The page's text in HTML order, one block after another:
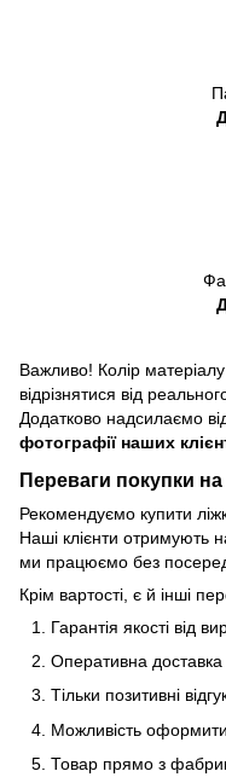
Важливо! Колір
відрізнятися від
Додатково надсилаємо
фотографії наших
Переваги покупки на
Рекомендуємо купити
Наші клієнти отримують
ми працюємо без
Крім вартості, є й інші
Гарантія якості від
Оперативна доставка
Тільки позитивні
Можливість
Товар прямо з